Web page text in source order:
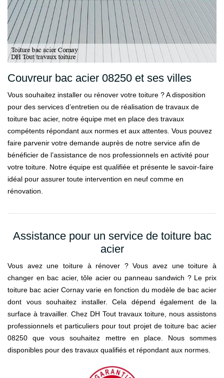
Couvreur bac acier 08250 et ses villes
Vous souhaitez installer ou rénover votre toiture ? A disposition
pour des services d’entretien ou de réalisation de travaux de
toiture bac acier, notre équipe met en place des travaux
compétents répondant aux normes et aux attentes. Vous pouvez
faire parvenir votre demande auprès de notre service afin de
bénéficier de l’assistance de nos professionnels en activité pour
votre toiture. Notre équipe est qualifiée et présente le savoir-faire
idéal pour assurer toute intervention en neuf comme en
rénovation.
Assistance pour un service de toiture bac
acier
Vous avez une toiture à rénover ? Vous avez une toiture à
changer en bac acier, tôle acier ou panneau sandwich ? Le prix
toiture bac acier Cornay varie en fonction du modèle de bac acier
dont vous souhaitez installer. Cela dépend également de la
surface à travailler. Chez DH Tout travaux toiture, nous assistons
professionnels et particuliers pour tout projet de toiture bac acier
08250 que vous souhaitez mettre en place. Nous sommes
disponibles pour des travaux qualifiés et répondant aux normes.